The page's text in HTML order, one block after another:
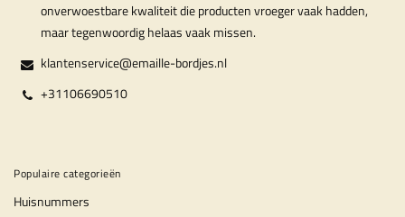
onverwoestbare kwaliteit die producten vroeger vaak hadden,
maar tegenwoordig helaas vaak missen.
klantenservice@emaille-bordjes.nl
+31106690510
Populaire categorieën
Huisnummers